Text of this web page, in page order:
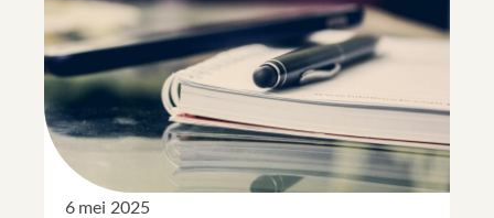
6 mei 2025